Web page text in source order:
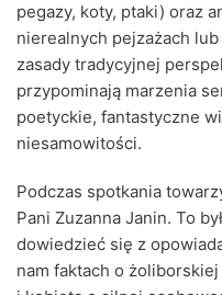
pegazy, koty, ptaki) oraz
nierealnych pejzażach
zasady tradycyjnej
przypominają marzenia
poetyckie, fantastyczne
niesamowitości.
Podczas spotkania
Pani Zuzanna Janin. To
dowiedzieć się z
nam faktach o